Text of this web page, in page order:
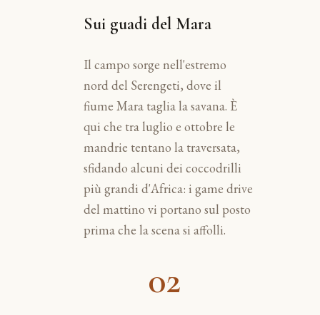
Sui guadi del Mara
Il campo sorge nell'estremo
nord del Serengeti, dove il
fiume Mara taglia la savana. È
qui che tra luglio e ottobre le
mandrie tentano la traversata,
sfidando alcuni dei coccodrilli
più grandi d'Africa: i game drive
del mattino vi portano sul posto
prima che la scena si affolli.
02